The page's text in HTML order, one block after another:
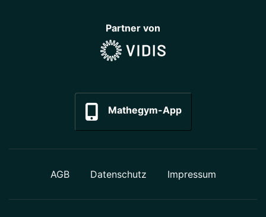
Partner von
Mathegym-App
AGB Datenschutz Impressum